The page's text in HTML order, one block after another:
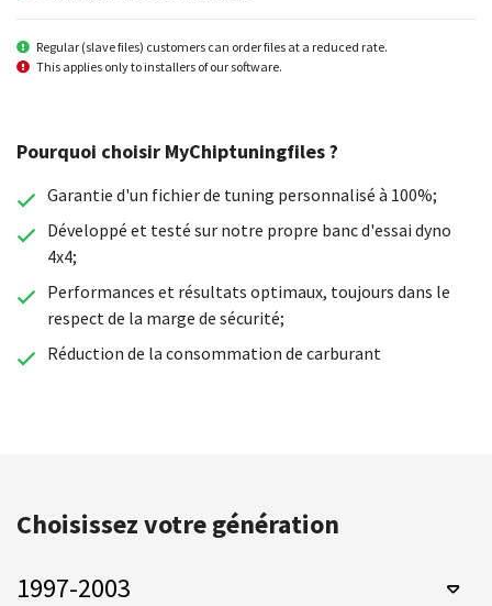
Regular (slave files) customers can order files at a reduced rate.
This applies only to installers of our software.
Pourquoi choisir MyChiptuningfiles ?
Garantie d'un fichier de tuning personnalisé à 100%;
Développé et testé sur notre propre banc d'essai dyno
4x4;
Performances et résultats optimaux, toujours dans le
respect de la marge de sécurité;
Réduction de la consommation de carburant
Choisissez votre génération
1997-2003